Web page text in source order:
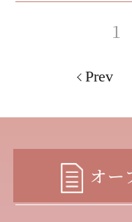
Prev
1
オー